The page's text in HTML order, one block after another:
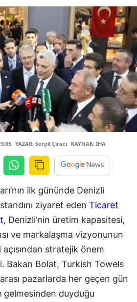
YAZAR: Serpil Çıracı KAYNAK: İHA
ilk gününde Denizli
ziyaret eden Ticaret
, Denizli’nin üretim kapasitesi,
ve markalaşma vizyonunun
stratejik önem
Bakan Bolat, Turkish Towels
pazarlarda her geçen gün
gelmesinden duyduğu